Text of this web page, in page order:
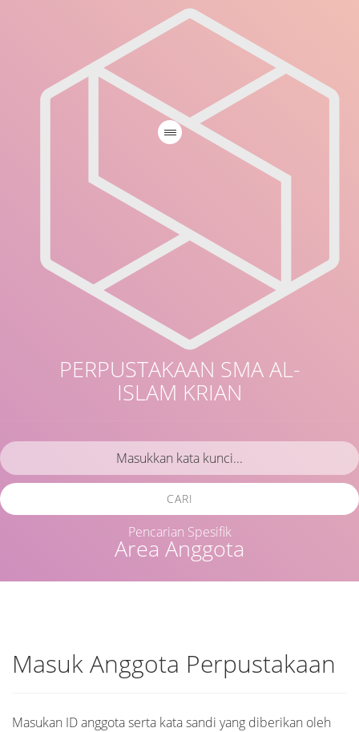
PERPUSTAKAAN SMA AL-
ISLAM KRIAN
Area Anggota
CARI
Pencarian Spesifik
Masuk Anggota Perpustakaan
Masukan ID anggota serta kata sandi yang diberikan oleh